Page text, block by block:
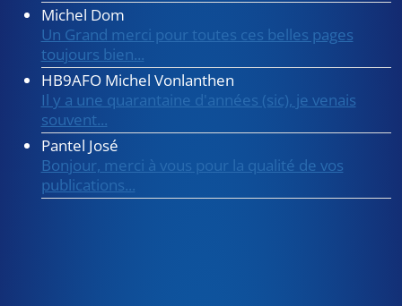
Michel Dom
Un Grand merci pour toutes ces belles pages
toujours bien...
HB9AFO Michel Vonlanthen
Il y a une quarantaine d'années (sic), je venais
souvent...
Pantel José
Bonjour, merci à vous pour la qualité de vos
publications...